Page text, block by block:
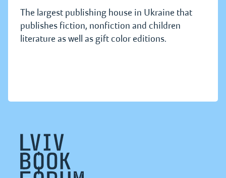
The largest publishing house in Ukraine that
publishes fiction, nonfiction and children
literature as well as gift color editions.